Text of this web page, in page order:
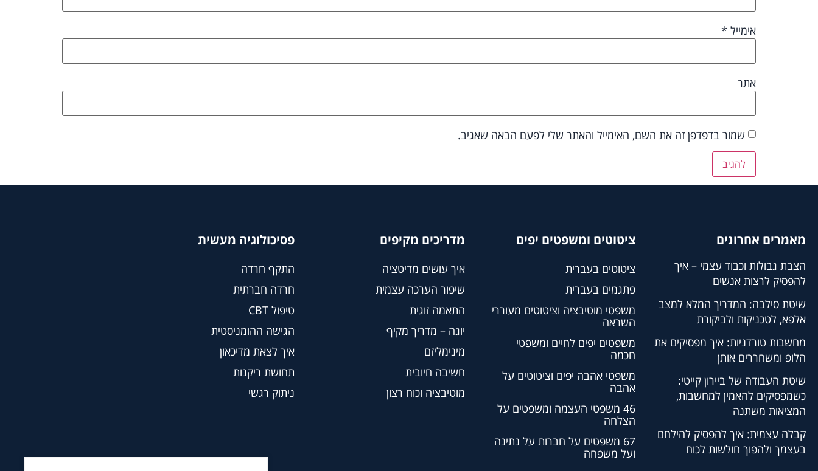
אימייל *
אתר
שמור בדפדפן זה את השם, האימייל והאתר שלי לפעם הבאה שאגיב.
מאמרים אחרונים
הצבת גבולות וכבוד עצמי – איך
להפסיק לרצות אנשים
שיטת סילבה: המדריך המלא למצב
אלפא, לטכניקות ולביקורת
מחשבות טורדניות: איך מפסיקים את
הלופ ומשחררים אותן
שיטת העבודה של ביירון קייטי:
כשמפסיקים להאמין למחשבות,
המציאות משתנה
קבלה עצמית: איך להפסיק להילחם
בעצמך ולהפוך חולשות לכוח
ציטוטים ומשפטים יפים
ציטוטים בעברית
פתגמים בעברית
משפטי מוטיבציה וציטוטים מעוררי
השראה
משפטים יפים לחיים ומשפטי
חכמה
משפטי אהבה יפים וציטוטים על
אהבה
46 משפטי העצמה ומשפטים על
הצלחה
67 משפטים על חברות על נתינה
ועל משפחה
מדריכים מקיפים
איך עושים מדיטציה
שיפור הערכה עצמית
התאמה זוגית
יוגה – מדריך מקיף
מינימליזם
חשיבה חיובית
מוטיבציה וכוח רצון
פסיכולוגיה מעשית
התקף חרדה
חרדה חברתית
טיפול CBT
הגישה ההומניסטית
איך לצאת מדיכאון
תחושת ריקנות
ניתוק רגשי